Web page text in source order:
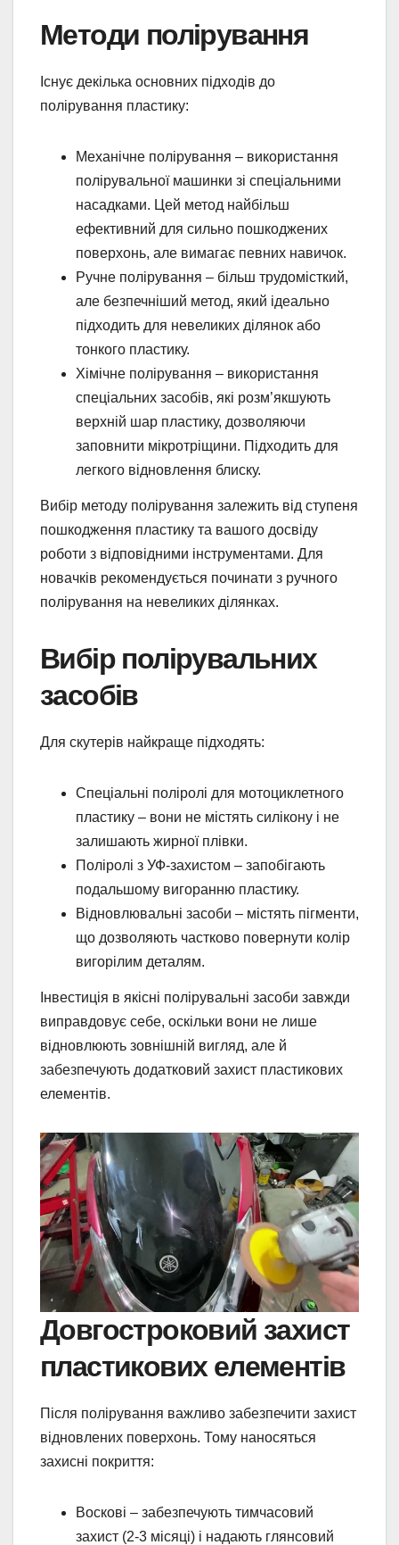
Методи полірування
Існує декілька основних підходів до
полірування пластику:
Механічне полірування – використання
полірувальної машинки зі спеціальними
насадками. Цей метод найбільш
ефективний для сильно пошкоджених
поверхонь, але вимагає певних навичок.
Ручне полірування – більш трудомісткий,
але безпечніший метод, який ідеально
підходить для невеликих ділянок або
тонкого пластику.
Хімічне полірування – використання
спеціальних засобів, які розм’якшують
верхній шар пластику, дозволяючи
заповнити мікротріщини. Підходить для
легкого відновлення блиску.
Вибір методу полірування залежить від ступеня
пошкодження пластику та вашого досвіду
роботи з відповідними інструментами. Для
новачків рекомендується починати з ручного
полірування на невеликих ділянках.
Вибір полірувальних
засобів
Для скутерів найкраще підходять:
Спеціальні поліролі для мотоциклетного
пластику – вони не містять силікону і не
залишають жирної плівки.
Поліролі з УФ-захистом – запобігають
подальшому вигоранню пластику.
Відновлювальні засоби – містять пігменти,
що дозволяють частково повернути колір
вигорілим деталям.
Інвестиція в якісні полірувальні засоби завжди
виправдовує себе, оскільки вони не лише
відновлюють зовнішній вигляд, але й
забезпечують додатковий захист пластикових
елементів.
Довгостроковий захист
пластикових елементів
Після полірування важливо забезпечити захист
відновлених поверхонь. Тому наносяться
захисні покриття:
Воскові – забезпечують тимчасовий
захист (2-3 місяці) і надають глянсовий